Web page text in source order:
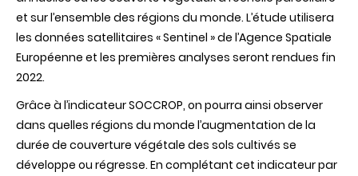
et sur l’ensemble des régions du monde. L’étude utilisera
les données satellitaires « Sentinel » de l’Agence Spatiale
Européenne et les premières analyses seront rendues fin
2022.
Grâce à l’indicateur SOCCROP, on pourra ainsi observer
dans quelles régions du monde l’augmentation de la
durée de couverture végétale des sols cultivés se
développe ou régresse. En complétant cet indicateur par